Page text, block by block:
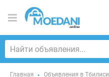
Главная Объявления в Тбилиси